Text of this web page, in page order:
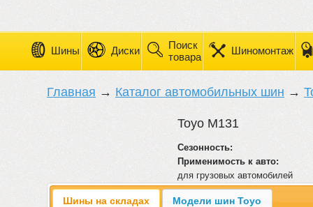
Шины Диски
Поиск
товара
Шиномонтаж
Главная → Каталог автомобильных шин →
Toyo M131
Сезонность:
Применимость к авто:
для грузовых автомобилей
Шины на складах Модели шин Toyo